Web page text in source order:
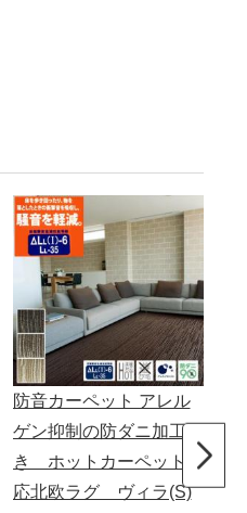
防音カーペット アレル
ゲン抑制の防ダニ加工付
き ホットカーペット対
応北欧ラグ ヴィラ(S)
引